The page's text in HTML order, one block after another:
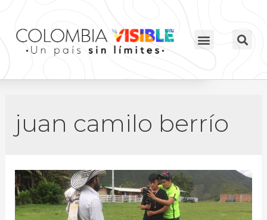
juan camilo berrío